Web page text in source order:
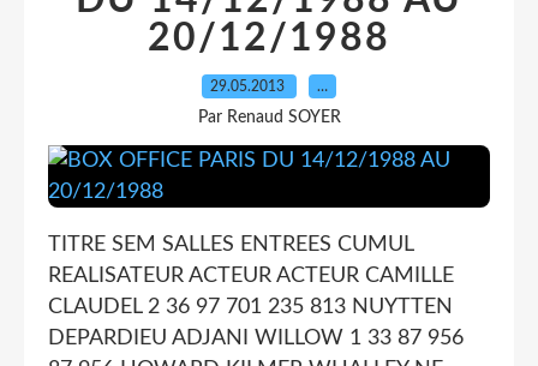
20/12/1988
29.05.2013 …
Par Renaud SOYER
TITRE SEM SALLES ENTREES CUMUL
REALISATEUR ACTEUR ACTEUR CAMILLE
CLAUDEL 2 36 97 701 235 813 NUYTTEN
DEPARDIEU ADJANI WILLOW 1 33 87 956